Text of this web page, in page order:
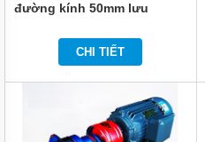
THIẾT
đường kính 50mm lưu
CHI TIẾT